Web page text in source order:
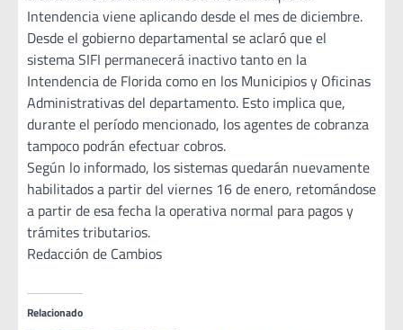
Intendencia viene aplicando desde el mes de diciembre.
Desde el gobierno departamental se aclaró que el
sistema SIFI permanecerá inactivo tanto en la
Intendencia de Florida como en los Municipios y Oficinas
Administrativas del departamento. Esto implica que,
durante el período mencionado, los agentes de cobranza
tampoco podrán efectuar cobros.
Según lo informado, los sistemas quedarán nuevamente
habilitados a partir del viernes 16 de enero, retomándose
a partir de esa fecha la operativa normal para pagos y
trámites tributarios.
Redacción de Cambios
Relacionado